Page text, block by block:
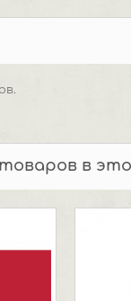
товаров в